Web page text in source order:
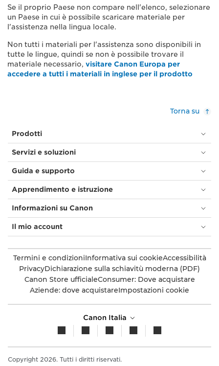
Se il proprio Paese non compare nell'elenco, selezionare
un Paese in cui è possibile scaricare materiale per
l'assistenza nella lingua locale.
Non tutti i materiali per l'assistenza sono disponibili in
tutte le lingue, quindi se non è possibile trovare il
materiale necessario, visitare Canon Europa per
accedere a tutti i materiali in inglese per il prodotto
Torna su
Prodotti
Servizi e soluzioni
Guida e supporto
Apprendimento e istruzione
Informazioni su Canon
Il mio account
Termini e condizioniInformativa sui cookieAccessibilità
PrivacyDichiarazione sulla schiavitù moderna (PDF)
Canon Store ufficialeConsumer: Dove acquistare
Aziende: dove acquistareImpostazioni cookie
Canon Italia
Copyright 2026. Tutti i diritti riservati.